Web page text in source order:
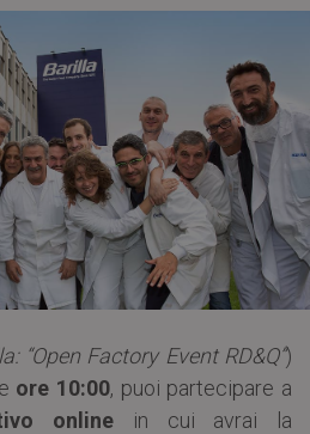
“Open Factory Event RD&Q”)
ore 10:00, puoi partecipare a
online in cui avrai la